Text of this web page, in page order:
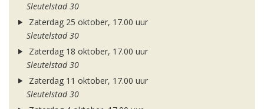
Sleutelstad 30
Zaterdag 25 oktober, 17.00 uur
Sleutelstad 30
Zaterdag 18 oktober, 17.00 uur
Sleutelstad 30
Zaterdag 11 oktober, 17.00 uur
Sleutelstad 30